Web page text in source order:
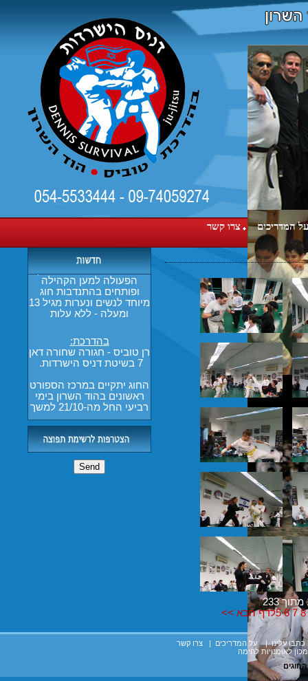
על המדריכים צרו קשר
קורס הגנה עצמית לנשים
ונערות - ללא עלות!!
טוביס ועיריית הוד השרון
החליטו להרחיב את שיתוף
הפעולה למען הקהילה
ופותחים בהתנדבות חוג
ומעלה - ללא עלות
רן טוביס - חגורה שחורה דאן
7 בשיטת דניס הישרדות.
ראשונים בהוד השרון בימי
רביעי החל מה-21/10 למשך
4 שבועות
5 6 7 8 לדף הבא >>
עלינו |על המדריכים | צרו קשר
לאומנויות לחימה
החוגים